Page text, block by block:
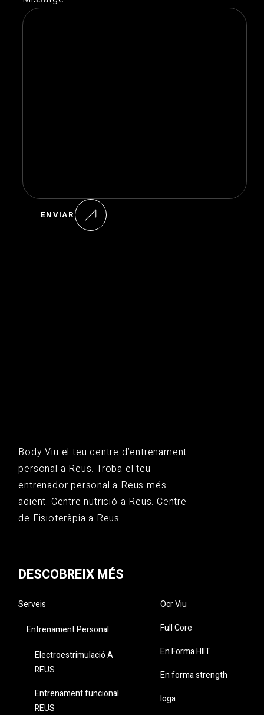
ENVIAR
Body Viu el teu centre d’entrenament
personal a Reus. Troba el teu
entrenador personal a Reus més
adient. Centre nutrició a Reus. Centre
de Fisioteràpia a Reus.
DESCOBREIX MÉS
Serveis
Entrenament Personal
Electroestrimulació A
REUS
Entrenament funcional
REUS
Ocr Viu
Full Core
En Forma HIIT
En forma strength
Ioga